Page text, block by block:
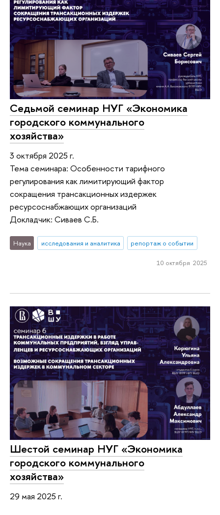
Седьмой семинар НУГ «Экономика
городского коммунального
хозяйства»
3 октября 2025 г.
Тема семинара: Особенности тарифного
регулирования как лимитирующий фактор
сокращения трансакционных издержек
ресурсоснабжающих организаций
Докладчик: Сиваев С.Б.
Наука исследования и аналитика репортаж о событии
10 октября 2025
Шестой семинар НУГ «Экономика
городского коммунального
хозяйства»
29 мая 2025 г.